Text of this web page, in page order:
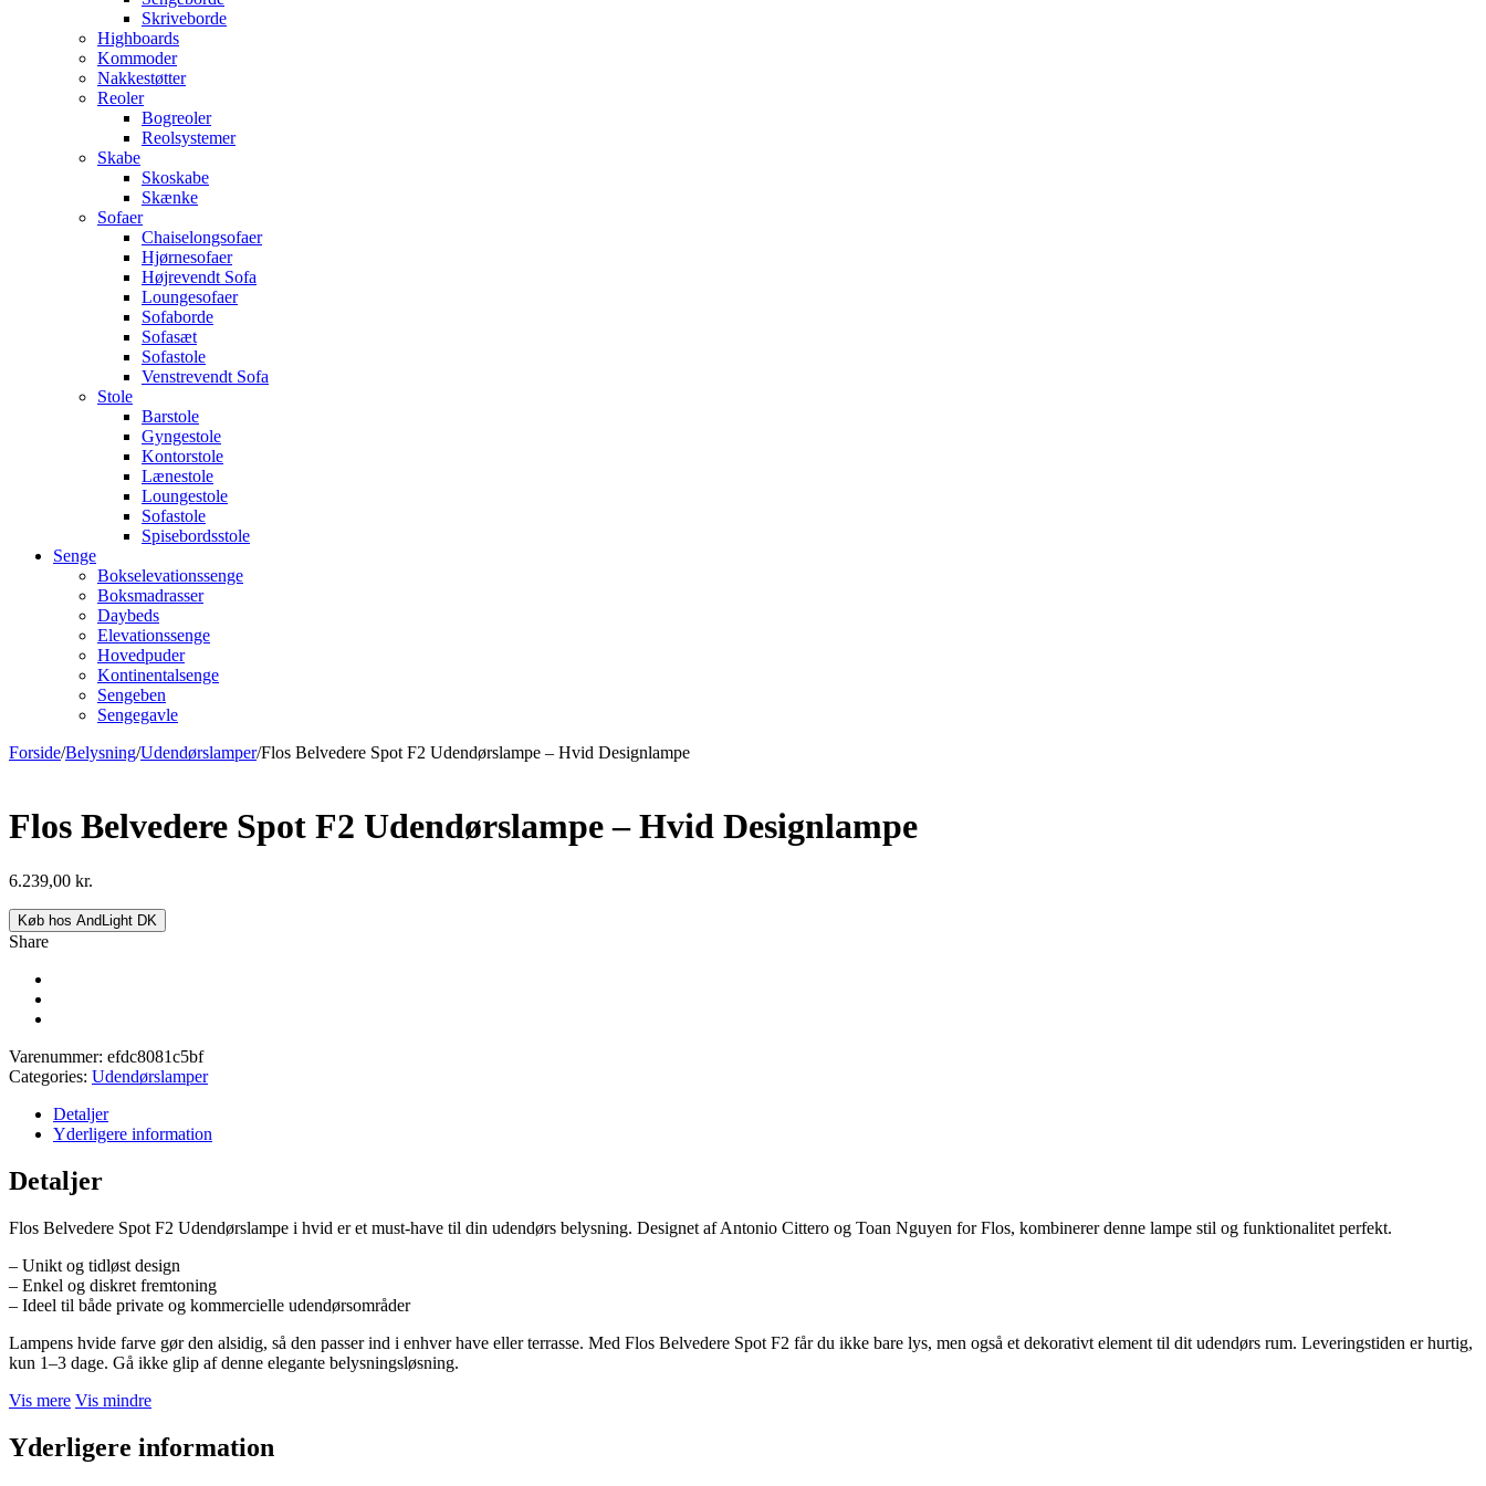
Skriveborde
Highboards
Kommoder
Nakkestøtter
Reoler
Bogreoler
Reolsystemer
Skabe
Skoskabe
Skænke
Sofaer
Chaiselongsofaer
Hjørnesofaer
Højrevendt Sofa
Loungesofaer
Sofaborde
Sofasæt
Sofastole
Venstrevendt Sofa
Stole
Barstole
Gyngestole
Kontorstole
Lænestole
Loungestole
Sofastole
Spisebordsstole
Senge
Bokselevationssenge
Boksmadrasser
Daybeds
Elevationssenge
Hovedpuder
Kontinentalsenge
Sengeben
Sengegavle
Forside/Belysning/Udendørslamper/Flos Belvedere Spot F2 Udendørslampe – Hvid Designlampe
Flos Belvedere Spot F2 Udendørslampe – Hvid Designlampe
6.239,00 kr.
Køb hos AndLight DK
Share
Varenummer: efdc8081c5bf
Categories: Udendørslamper
Detaljer
Yderligere information
Detaljer
Flos Belvedere Spot F2 Udendørslampe i hvid er et must-have til din udendørs belysning. Designet af Antonio Cittero og Toan Nguyen for Flos, kombinerer denne lampe stil og funktionalitet perfekt.
– Unikt og tidløst design
– Enkel og diskret fremtoning
– Ideel til både private og kommercielle udendørsområder
Lampens hvide farve gør den alsidig, så den passer ind i enhver have eller terrasse. Med Flos Belvedere Spot F2 får du ikke bare lys, men også et dekorativt element til dit udendørs rum. Leveringstiden er hurtig,
kun 1–3 dage. Gå ikke glip af denne elegante belysningsløsning.
Vis mere Vis mindre
Yderligere information